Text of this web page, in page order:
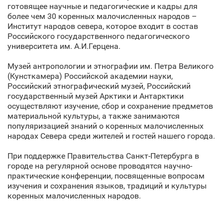
готовящее научные и педагогические и кадры для
более чем 30 коренных малочисленных народов –
Институт народов севера, которое входит в состав
Российского государственного педагогического
университета им. А.И.Герцена.
Музей антропологии и этнографии им. Петра Великого
(Кунсткамера) Российской академии науки,
Российский этнографический музей, Российский
государственный музей Арктики и Антарктики
осуществляют изучение, сбор и сохранение предметов
материальной культуры, а также занимаются
популяризацией знаний о коренных малочисленных
народах Севера среди жителей и гостей нашего города.
При поддержке Правительства Санкт‑Петербурга в
городе на регулярной основе проводятся научно-
практические конференции, посвященные вопросам
изучения и сохранения языков, традиций и культуры
коренных малочисленных народов.